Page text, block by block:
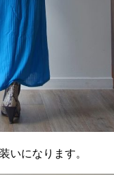
いになります。